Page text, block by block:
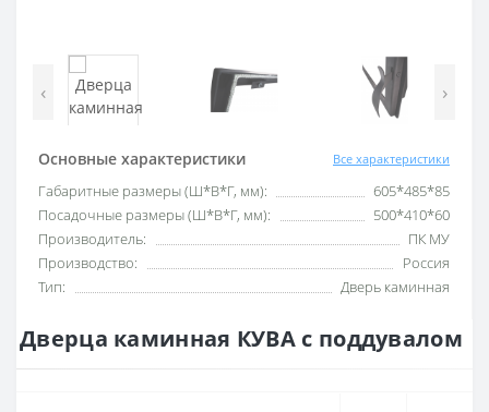
‹ ›
Основные характеристики Все характеристики
Габаритные размеры (Ш*В*Г, мм):
605*485*85
Посадочные размеры (Ш*В*Г, мм):
500*410*60
Производитель:
ПК МУ
Производство:
Россия
Тип:
Дверь каминная
Дверца каминная КУВА с поддувалом